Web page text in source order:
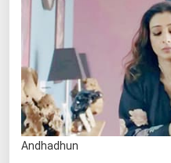
Andhadhun